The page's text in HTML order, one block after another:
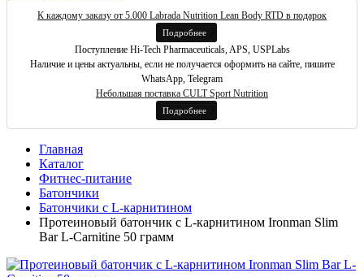
К каждому заказу от 5.000 Labrada Nutrition Lean Body RTD в подарок
Подробнее
Поступление Hi-Tech Pharmaceuticals, APS, USPLabs
Наличие и цены актуальны, если не получается оформить на сайте, пишите
WhatsApp, Telegram
Небольшая поставка CULT Sport Nutrition
Подробнее
Главная
Каталог
Фитнес-питание
Батончики
Батончики с L-карнитином
Протеиновый батончик с L-карнитином Ironman Slim
Bar L-Carnitine 50 грамм